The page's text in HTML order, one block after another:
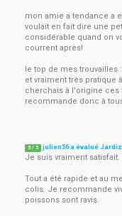
mon amie a tendance a
voulait en fait dire une
considérable quand on
courrent après!
le top de mes trouvailles
et vraiment très pratique
cherchais à l'origine ces
recommande donc à
5 / 5 julien56 a évalué
Je suis vraiment
Tout a été rapide et au
colis. Je recommande
poissons sont ravis.